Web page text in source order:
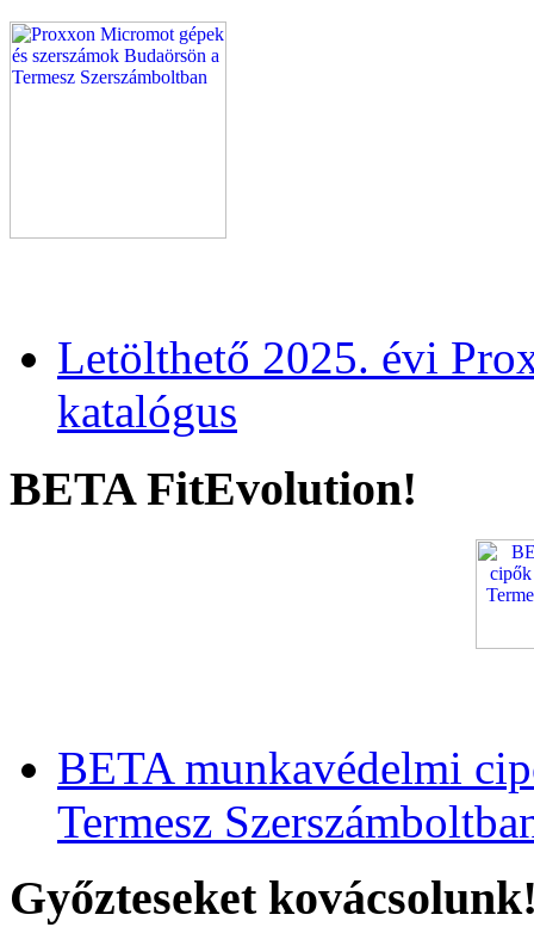
Letölthető 2025. évi
katalógus
BETA FitEvolution!
BETA munkavédelmi
Termesz
Győzteseket